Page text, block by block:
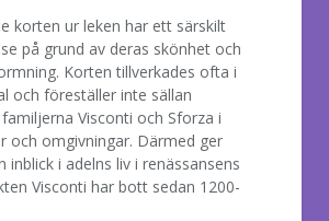
korten ur leken har ett särskilt
på grund av deras skönhet och
Korten tillverkades ofta i
och föreställer inte sällan
Visconti och Sforza i
och omgivningar. Därmed ger
inblick i adelns liv i renässansens
Visconti har bott sedan 1200-